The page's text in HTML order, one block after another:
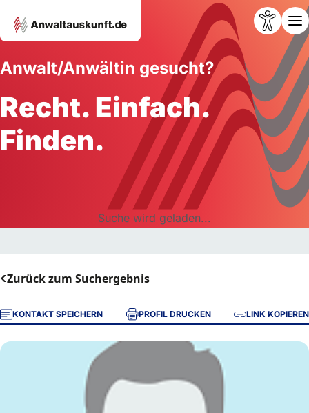
Anwalt/Anwältin gesucht?
Recht. Einfach.
Finden.
Suche wird geladen...
Zurück zum Suchergebnis
KONTAKT SPEICHERN PROFIL DRUCKEN LINK KOPIEREN